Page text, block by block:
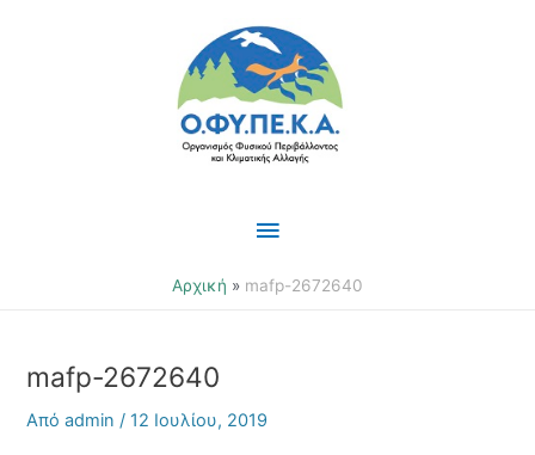
Κύριο
Μενού
Αρχική mafp-2672640
mafp-2672640
Απόadmin/12 Ιουλίου, 2019